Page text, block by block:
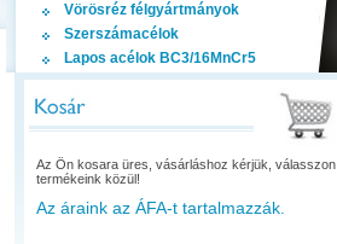
Vörösréz félgyártmányok
Szerszámacélok
Lapos acélok BC3/16MnCr5
Az Ön kosara üres, vásárláshoz kérjük, válasszon
termékeink közül!
Az áraink az ÁFA-t tartalmazzák.